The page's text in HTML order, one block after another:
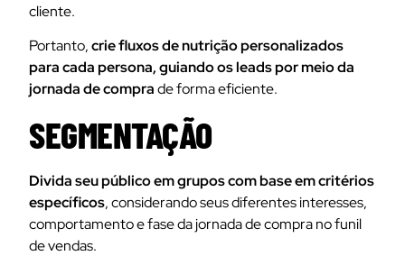
cliente.
Portanto,crie fluxos de nutrição personalizados
para cada persona, guiando os leads por meio da
jornada de comprade forma eficiente.
SEGMENTAÇÃO
Divida seu público em grupos com base em critérios
específicos, considerando seus diferentes interesses,
comportamento e fase da jornada de compra no funil
de vendas.